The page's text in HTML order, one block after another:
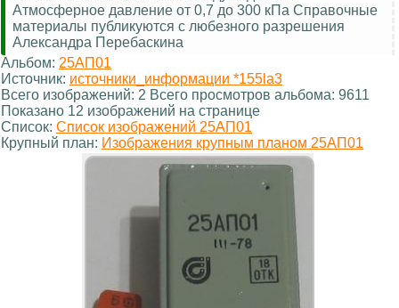
Атмосферное давление от 0,7 до 300 кПа Справочные
материалы публикуются с любезного разрешения
Александра Перебаскина
Альбом: 25АП01
Источник: источники_информации *155la3
Всего изображений: 2 Всего просмотров альбома: 9611
Показано 12 изображений на странице
Список: Список изображений 25АП01
Крупный план: Изображения крупным планом 25АП01